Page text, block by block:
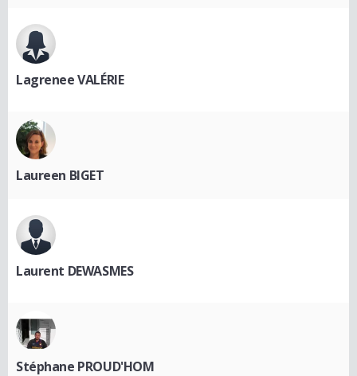
Lagrenee VALÉRIE
Laureen BIGET
Laurent DEWASMES
Stéphane PROUD'HOM